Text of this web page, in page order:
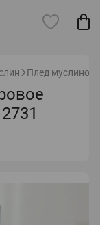
Плед